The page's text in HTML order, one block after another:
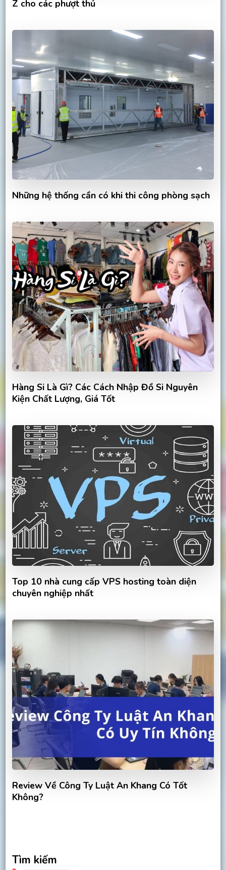
Z cho các phượt thủ
Những hệ thống cần có khi thi công phòng sạch
Hàng Si Là Gì? Các Cách Nhập Đồ Si Nguyên
Kiện Chất Lượng, Giá Tốt
Top 10 nhà cung cấp VPS hosting toàn diện
chuyên nghiệp nhất
Review Về Công Ty Luật An Khang Có Tốt
Không?
Tìm kiếm